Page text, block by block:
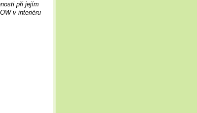
při jejím
v interiéru